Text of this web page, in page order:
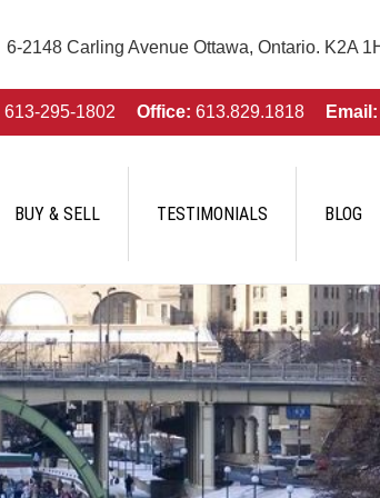
6-2148 Carling Avenue Ottawa, Ontario. K2A
613-295-1802 Office: 613.829.1818 Email:
BUY & SELL TESTIMONIALS BLOG